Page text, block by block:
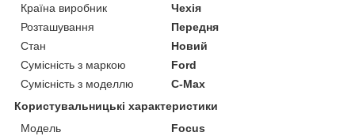
Країна виробник
Чехія
Розташування
Передня
Стан
Новий
Сумісність з маркою
Ford
Сумісність з моделлю
C-Max
Користувальницькі характеристики
Мoдель
Focus